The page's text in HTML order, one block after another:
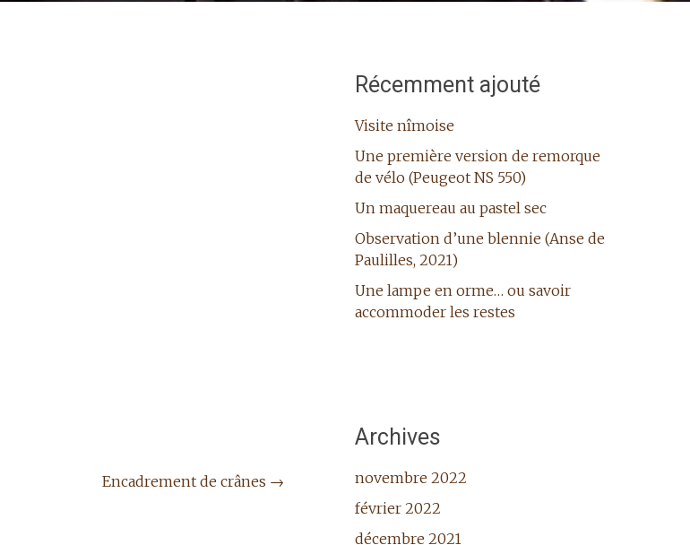
Encadrement de crânes →
Récemment ajouté
Visite nîmoise
Une première version de remorque
de vélo (Peugeot NS 550)
Un maquereau au pastel sec
Observation d’une blennie (Anse de
Paulilles, 2021)
Une lampe en orme… ou savoir
accommoder les restes
Archives
novembre 2022
février 2022
décembre 2021